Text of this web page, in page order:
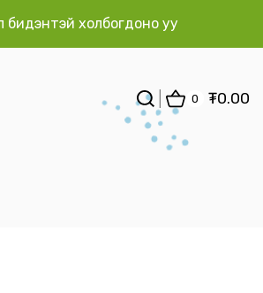
бидэнтэй холбогдоно уу
0 ₮0.00